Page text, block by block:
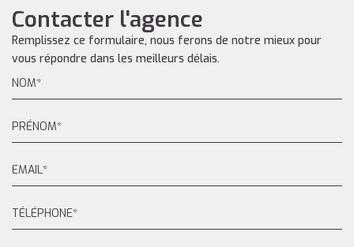
Contacter l'agence
Remplissez ce formulaire, nous ferons de notre mieux pour
vous répondre dans les meilleurs délais.